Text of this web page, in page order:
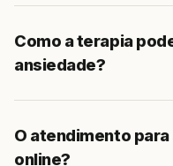
Como a terapia
ansiedade?
O atendimento
online?